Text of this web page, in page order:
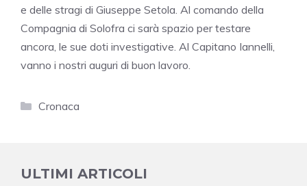
e delle stragi di Giuseppe Setola. Al comando della
Compagnia di Solofra ci sarà spazio per testare
ancora, le sue doti investigative. Al Capitano Iannelli,
vanno i nostri auguri di buon lavoro.
Categorie
Cronaca
ULTIMI ARTICOLI